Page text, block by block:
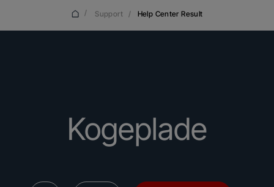
/ Support / Help Center Result
Kogeplade